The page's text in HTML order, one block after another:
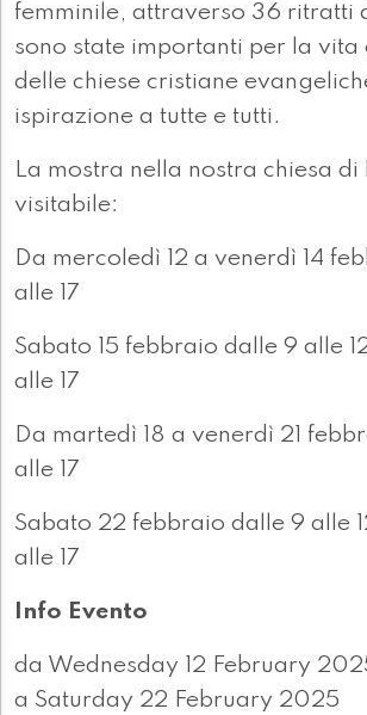
femminile, attraverso 36 ritratti
sono state importanti per la vita
delle chiese cristiane
ispirazione a tutte e tutti.
La mostra nella nostra chiesa di
visitabile:
Da mercoledì 12 a venerdì 14
alle 17
Sabato 15 febbraio dalle 9 alle
alle 17
Da martedì 18 a venerdì 21
alle 17
Sabato 22 febbraio dalle 9 alle
alle 17
Info Evento
da Wednesday 12 February
a Saturday 22 February 2025